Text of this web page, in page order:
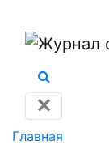
✕
Главная